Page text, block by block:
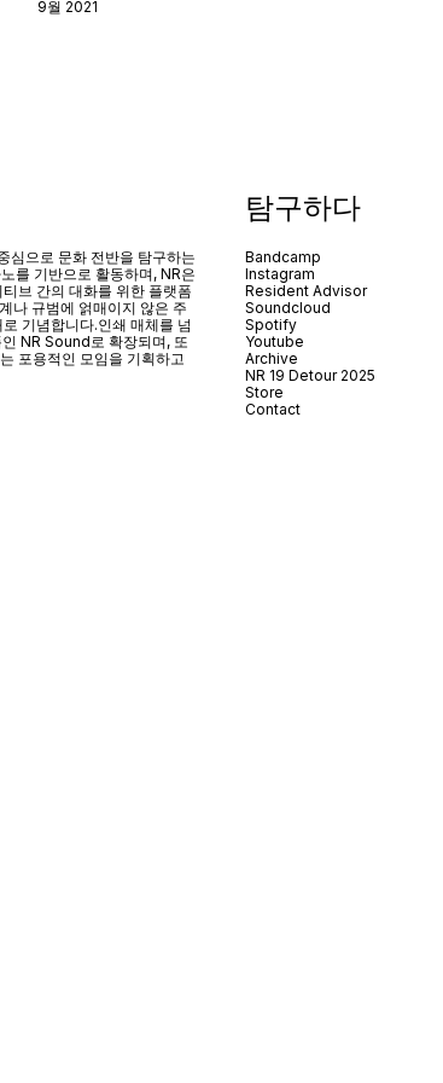
9월 2021
심으로 문화 전반을 탐구하는
를 기반으로 활동하며, NR은
브 간의 대화를 위한 플랫폼
나 규범에 얽매이지 않은 주
기념합니다.인쇄 매체를 넘
NR Sound로 확장되며, 또
포용적인 모임을 기획하고
탐구하다
Bandcamp
Instagram
Resident Advisor
Soundcloud
Spotify
Youtube
Archive
NR 19 Detour 2025
Store
Contact